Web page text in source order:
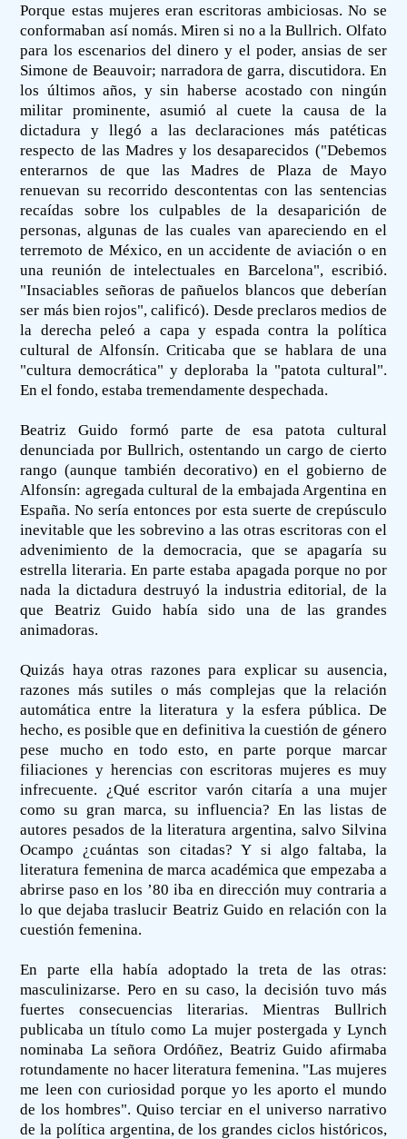
Porque estas mujeres eran escritoras ambiciosas. No se
conformaban así nomás. Miren si no a la Bullrich. Olfato
para los escenarios del dinero y el poder, ansias de ser
Simone de Beauvoir; narradora de garra, discutidora. En
los últimos años, y sin haberse acostado con ningún
militar prominente, asumió al cuete la causa de la
dictadura y llegó a las declaraciones más patéticas
respecto de las Madres y los desaparecidos ("Debemos
enterarnos de que las Madres de Plaza de Mayo
renuevan su recorrido descontentas con las sentencias
recaídas sobre los culpables de la desaparición de
personas, algunas de las cuales van apareciendo en el
terremoto de México, en un accidente de aviación o en
una reunión de intelectuales en Barcelona", escribió.
"Insaciables señoras de pañuelos blancos que deberían
ser más bien rojos", calificó). Desde preclaros medios de
la derecha peleó a capa y espada contra la política
cultural de Alfonsín. Criticaba que se hablara de una
"cultura democrática" y deploraba la "patota cultural".
En el fondo, estaba tremendamente despechada.
Beatriz Guido formó parte de esa patota cultural
denunciada por Bullrich, ostentando un cargo de cierto
rango (aunque también decorativo) en el gobierno de
Alfonsín: agregada cultural de la embajada Argentina en
España. No sería entonces por esta suerte de crepúsculo
inevitable que les sobrevino a las otras escritoras con el
advenimiento de la democracia, que se apagaría su
estrella literaria. En parte estaba apagada porque no por
nada la dictadura destruyó la industria editorial, de la
que Beatriz Guido había sido una de las grandes
animadoras.
Quizás haya otras razones para explicar su ausencia,
razones más sutiles o más complejas que la relación
automática entre la literatura y la esfera pública. De
hecho, es posible que en definitiva la cuestión de género
pese mucho en todo esto, en parte porque marcar
filiaciones y herencias con escritoras mujeres es muy
infrecuente. ¿Qué escritor varón citaría a una mujer
como su gran marca, su influencia? En las listas de
autores pesados de la literatura argentina, salvo Silvina
Ocampo ¿cuántas son citadas? Y si algo faltaba, la
literatura femenina de marca académica que empezaba a
abrirse paso en los ’80 iba en dirección muy contraria a
lo que dejaba traslucir Beatriz Guido en relación con la
cuestión femenina.
En parte ella había adoptado la treta de las otras:
masculinizarse. Pero en su caso, la decisión tuvo más
fuertes consecuencias literarias. Mientras Bullrich
publicaba un título como La mujer postergada y Lynch
nominaba La señora Ordóñez, Beatriz Guido afirmaba
rotundamente no hacer literatura femenina. "Las mujeres
me leen con curiosidad porque yo les aporto el mundo
de los hombres". Quiso terciar en el universo narrativo
de la política argentina, de los grandes ciclos históricos,